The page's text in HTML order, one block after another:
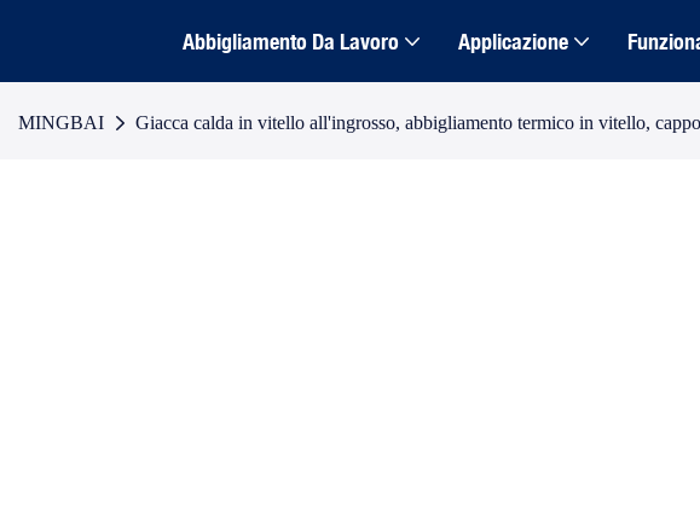
Abbigliamento Da Lavoro Applicazione
MINGBAI Giacca calda in vitello all'ingrosso, abbigliamento termico in vitello,